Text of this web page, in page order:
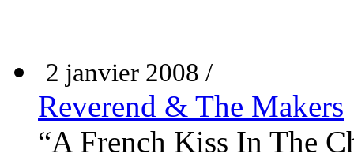
2 janvier 2008 /
Reverend & The Makers
“A French Kiss In The